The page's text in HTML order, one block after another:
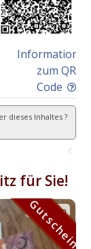
Information
zum QR
Code
dieses Inhaltes ?
C
für Sie!
Gutschein
Gutschein